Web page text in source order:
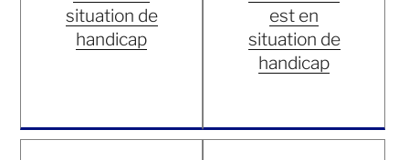
situation de
handicap
est en
situation de
handicap